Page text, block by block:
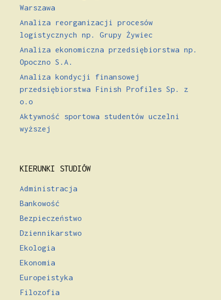
Warszawa
Analiza reorganizacji procesów
logistycznych np. Grupy Żywiec
Analiza ekonomiczna przedsiębiorstwa np.
Opoczno S.A.
Analiza kondycji finansowej
przedsiębiorstwa Finish Profiles Sp. z
o.o
Aktywność sportowa studentów uczelni
wyższej
KIERUNKI STUDIÓW
Administracja
Bankowość
Bezpieczeństwo
Dziennikarstwo
Ekologia
Ekonomia
Europeistyka
Filozofia